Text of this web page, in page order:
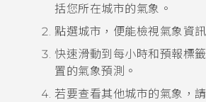
括您所在城市的氣象。
點選城市，便能檢視氣象資訊
快速滑動到 每小時和預報標
置的氣象預測。
若要查看其他城市的氣象，